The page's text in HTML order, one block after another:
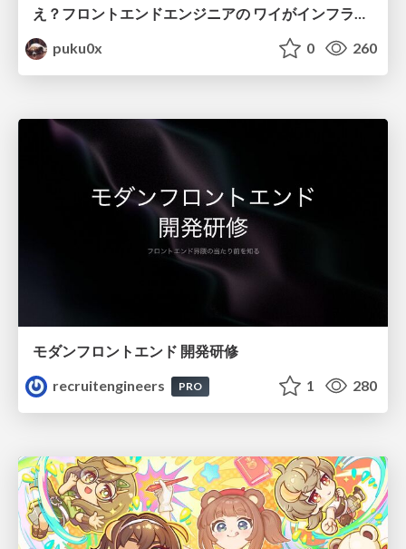
puku0x
0 260
モダンフロントエンド 開発研修
recruitengineers
PRO 1 280